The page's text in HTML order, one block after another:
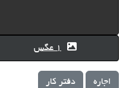
1 عگس
اجاره دفتر کار